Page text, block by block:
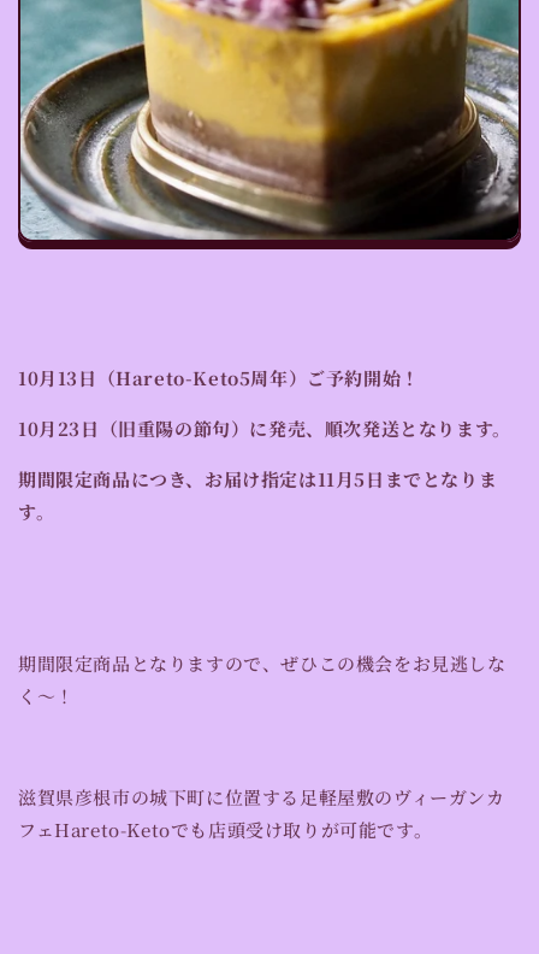
10月13日（Hareto-Keto5周年）ご予約開始！
10月23日（旧重陽の節句）に発売、順次発送となります。
期間限定商品につき、 お届け指定は11月5日まで となりま
す。
期間限定商品となりますので、ぜひこの機会をお見逃しな
く〜！
滋賀県彦根市の城下町に位置する足軽屋敷のヴィーガンカ
フェHareto-Ketoでも店頭受け取りが可能です。